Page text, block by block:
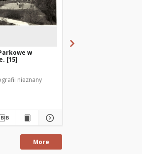
w
[15]
nieznany
More